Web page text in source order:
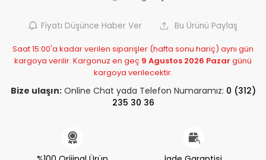
Fiyatı Düşünce Haber Ver Bu Ürünü Paylaş
Saat 15:00'a kadar verilen siparişler (hafta sonu hariç) aynı gün
kargoya verilir. Kargonuz en geç 9 Agustos 2026 Pazar günü
kargoya verilecektir.
Bize ulaşın:Online Chat yada Telefon Numaramız: 0 (312)
235 30 36